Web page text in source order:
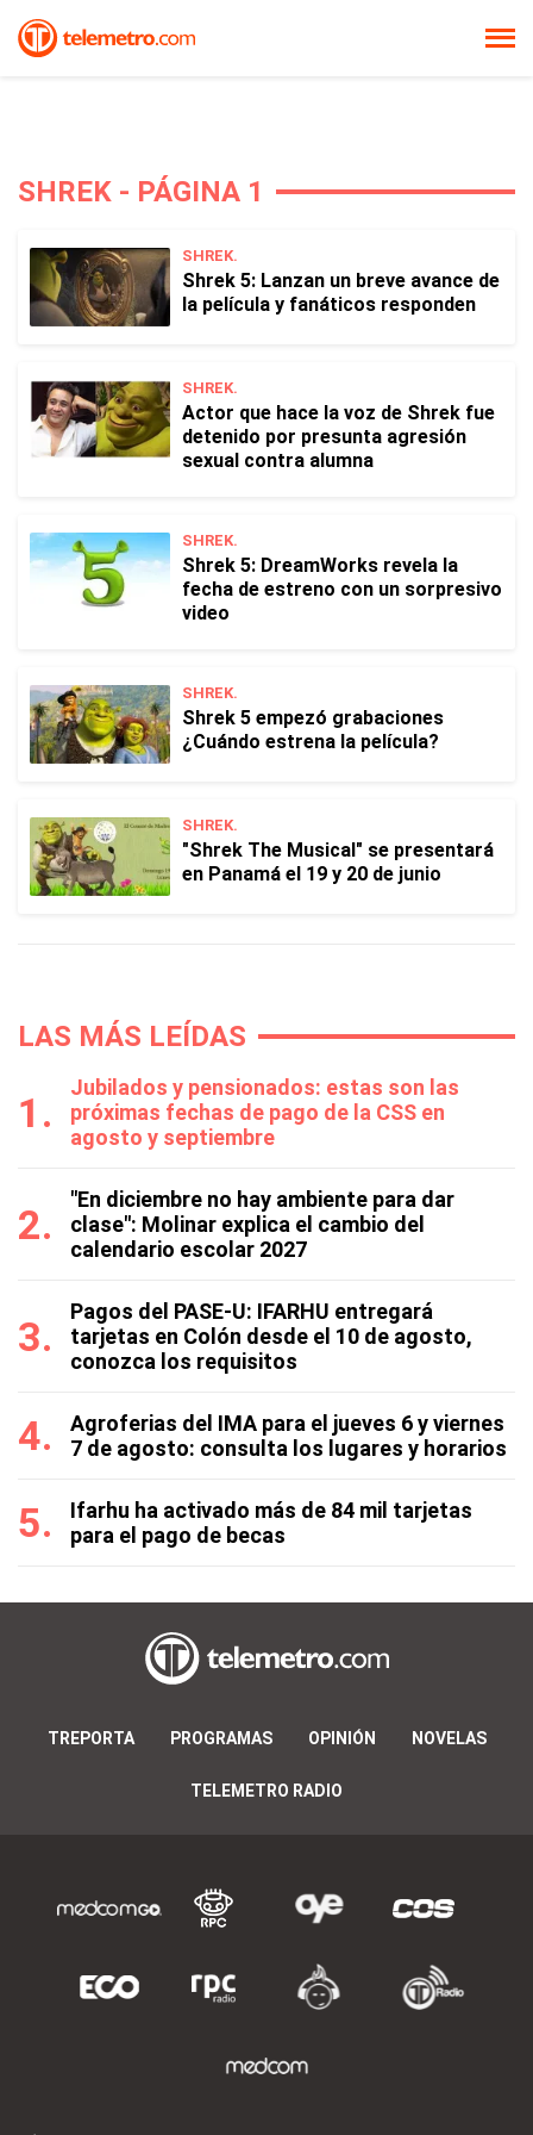
SHREK - PÁGINA 1
SHREK.
Shrek 5: Lanzan un breve avance de
la película y fanáticos responden
SHREK.
Actor que hace la voz de Shrek fue
detenido por presunta agresión
sexual contra alumna
SHREK.
Shrek 5: DreamWorks revela la
fecha de estreno con un sorpresivo
video
SHREK.
Shrek 5 empezó grabaciones
¿Cuándo estrena la película?
SHREK.
"Shrek The Musical" se presentará
en Panamá el 19 y 20 de junio
LAS MÁS LEÍDAS
Jubilados y pensionados: estas son las
próximas fechas de pago de la CSS en
agosto y septiembre
"En diciembre no hay ambiente para dar
clase": Molinar explica el cambio del
calendario escolar 2027
Pagos del PASE-U: IFARHU entregará
tarjetas en Colón desde el 10 de agosto,
conozca los requisitos
Agroferias del IMA para el jueves 6 y viernes
7 de agosto: consulta los lugares y horarios
Ifarhu ha activado más de 84 mil tarjetas
para el pago de becas
TREPORTA PROGRAMAS OPINIÓN NOVELAS
TELEMETRO RADIO